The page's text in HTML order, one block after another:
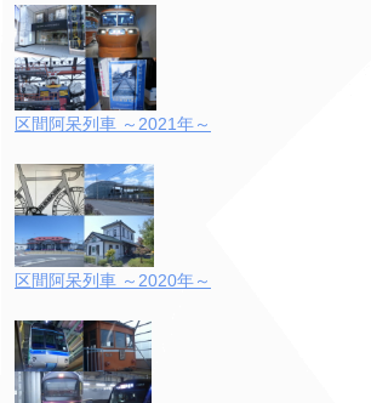
区間阿呆列車 ～2021年～
区間阿呆列車 ～2020年～